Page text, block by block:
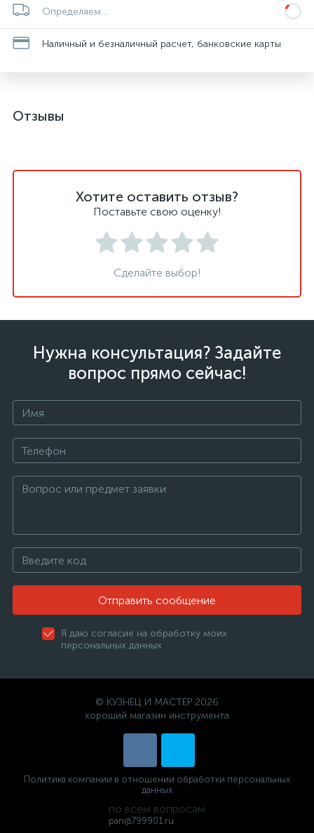
Определяем...
Наличный и безналичный расчет, банковские карты
Отзывы
Хотите оставить отзыв?
Поставьте свою оценку!
Сделайте выбор!
Нужна консультация? Задайте
вопрос прямо сейчас!
Отправить сообщение
Я даю согласие на обработку моих
персональных данных
© КУЗНЕЦ И МАСТЕР 2026
хороший магазин инструмента
Политика компании в отношении обработки персональных
данных
по всем вопросам
pan@799901.ru